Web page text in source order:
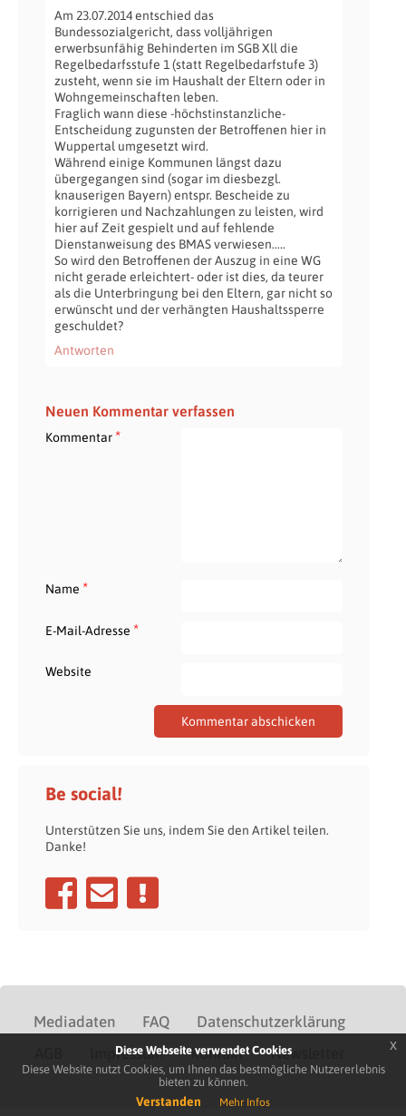
Am 23.07.2014 entschied das
Bundessozialgericht, dass volljährigen
erwerbsunfähig Behinderten im SGB Xll die
Regelbedarfsstufe 1 (statt Regelbedarfstufe 3)
zusteht, wenn sie im Haushalt der Eltern oder in
Wohngemeinschaften leben.
Fraglich wann diese -höchstinstanzliche-
Entscheidung zugunsten der Betroffenen hier in
Wuppertal umgesetzt wird.
Während einige Kommunen längst dazu
übergegangen sind (sogar im diesbezgl.
knauserigen Bayern) entspr. Bescheide zu
korrigieren und Nachzahlungen zu leisten, wird
hier auf Zeit gespielt und auf fehlende
Dienstanweisung des BMAS verwiesen…..
So wird den Betroffenen der Auszug in eine WG
nicht gerade erleichtert- oder ist dies, da teurer
als die Unterbringung bei den Eltern, gar nicht so
erwünscht und der verhängten Haushaltssperre
geschuldet?
Antworten
Neuen Kommentar verfassen
Kommentar*
Name *
E-Mail-Adresse *
Website
Be social!
Unterstützen Sie uns, indem Sie den Artikel teilen.
Danke!
Mediadaten FAQ
Datenschutzerklärung
Impressum Kontakt Newsletter
Diese Webseite verwendet Cookies
Diese Website nutzt Cookies, um Ihnen das bestmögliche Nutzererlebnis
bieten zu können.
Verstanden Mehr Infos
x